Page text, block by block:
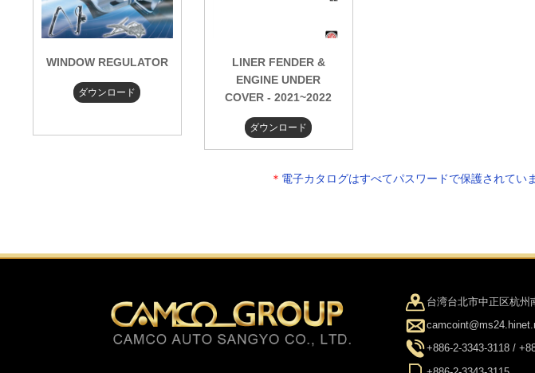
WINDOW REGULATOR
ダウンロード
LINER FENDER &
ENGINE UNDER
COVER - 2021~2022
ダウンロード
＊ 電子カタログはすべてパスワードで保護されてい
台湾台北市中正区杭州
+886-2-3343-3118 /